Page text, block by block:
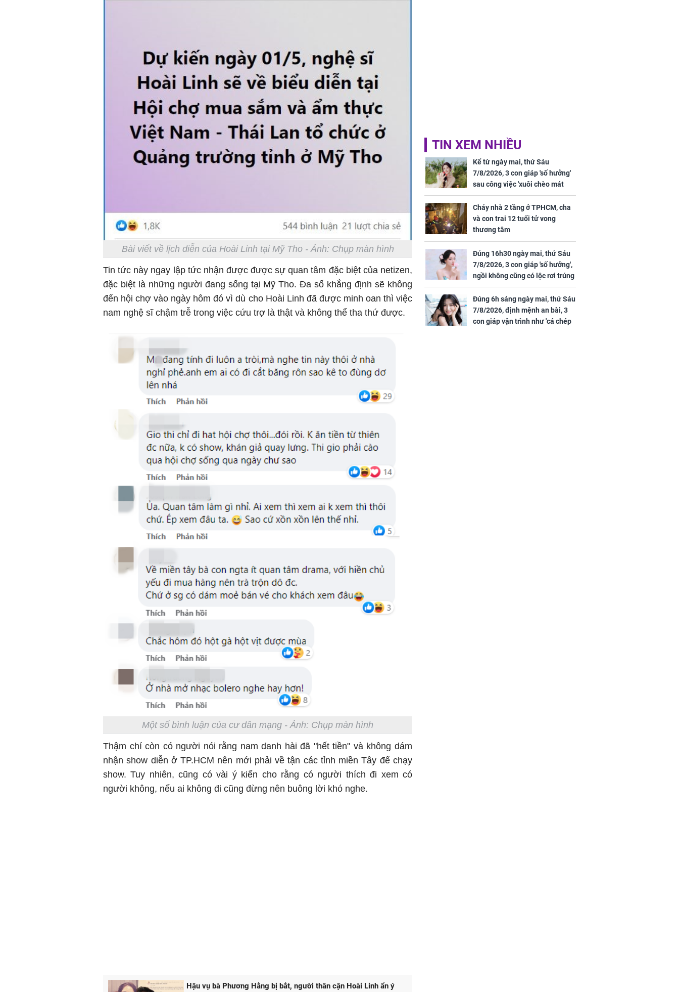
Bài viết về lịch diễn của Hoài Linh tại Mỹ Tho - Ảnh: Chụp màn hình
Tin tức này ngay lập tức nhận được được sự quan tâm đặc biệt của netizen,
đặc biệt là những người đang sống tại Mỹ Tho. Đa số khẳng định sẽ không
đến hội chợ vào ngày hôm đó vì dù cho Hoài Linh đã được minh oan thì việc
nam nghệ sĩ chậm trễ trong việc cứu trợ là thật và không thể tha thứ được.
Một số bình luận của cư dân mạng - Ảnh: Chụp màn hình
Thậm chí còn có người nói rằng nam danh hài đã "hết tiền" và không dám
nhận show diễn ở TP.HCM nên mới phải về tận các tỉnh miền Tây để chạy
show. Tuy nhiên, cũng có vài ý kiến cho rằng có người thích đi xem có
người không, nếu ai không đi cũng đừng nên buông lời khó nghe.
Hậu vụ bà Phương Hằng bị bắt, người thân cận Hoài Linh ẩn ý
TIN XEM NHIỀU
Kể từ ngày mai, thứ Sáu
7/8/2026, 3 con giáp 'số hưởng'
sau công việc 'xuôi chèo mát
mái', tiền tài 'thu về như nước',
tình duyên viên mãn
Cháy nhà 2 tầng ở TPHCM, cha
và con trai 12 tuổi tử vong
thương tâm
Đúng 16h30 ngày mai, thứ Sáu
7/8/2026, 3 con giáp 'số hưởng',
ngồi không cũng có lộc rơi trúng
đầu, vừa tránh được họa vừa có
tiền vàng
Đúng 6h sáng ngày mai, thứ Sáu
7/8/2026, định mệnh an bài, 3
con giáp vận trình như 'cá chép